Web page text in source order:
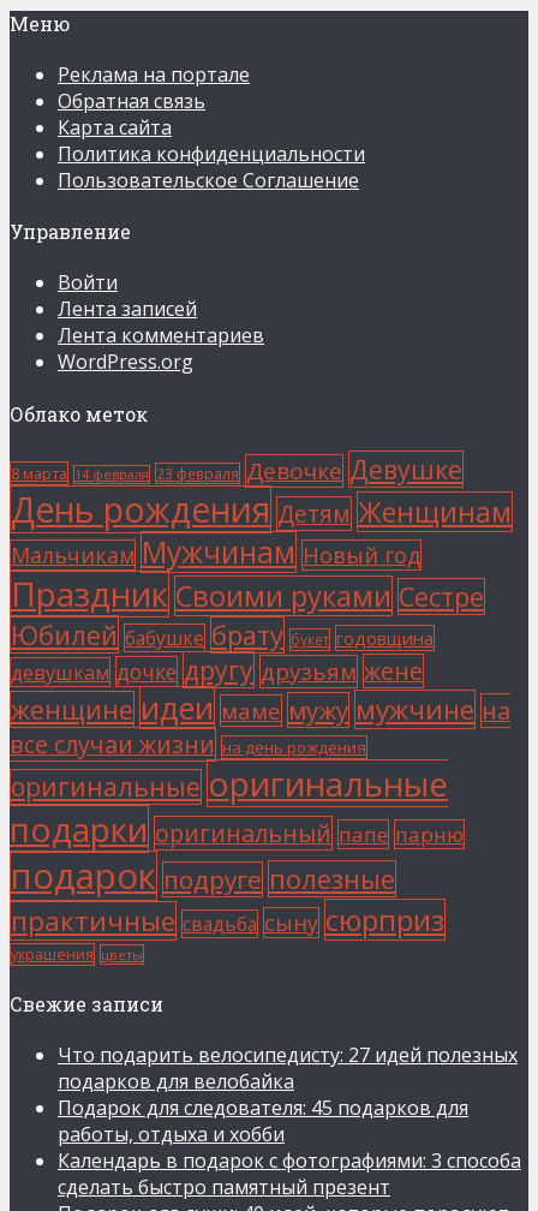
Меню
Реклама на портале
Обратная связь
Карта сайта
Политика конфиденциальности
Пользовательское Соглашение
Управление
Войти
Лента записей
Лента комментариев
WordPress.org
Облако меток
8 марта 14 февраля 23 февраля Девочке Девушке
День рождения Детям Женщинам
Мальчикам Мужчинам Новый год
Праздник Своими руками Сестре
Юбилей бабушке брату букет годовщина
девушкам дочке другу друзьям жене
женщине идеи маме мужу мужчине на
все случаи жизни на день рождения
оригинальные оригинальные
подарки оригинальный папе парню
подарок подруге полезные
практичные свадьба сыну сюрприз
украшения цветы
Свежие записи
Что подарить велосипедисту: 27 идей полезных
подарков для велобайка
Подарок для следователя: 45 подарков для
работы, отдыха и хобби
Календарь в подарок с фотографиями: 3 способа
сделать быстро памятный презент